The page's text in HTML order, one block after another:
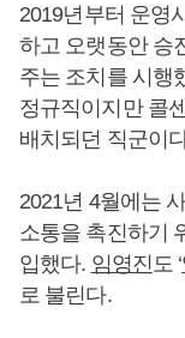
2019년부터 운영
하고 오랫동안 승
주는 조치를 시행
정규직이지만 콜
배치되던 직군이
2021년 4월에는
소통을 촉진하기
입했다. 임영진 도 ‘
로 불린다.